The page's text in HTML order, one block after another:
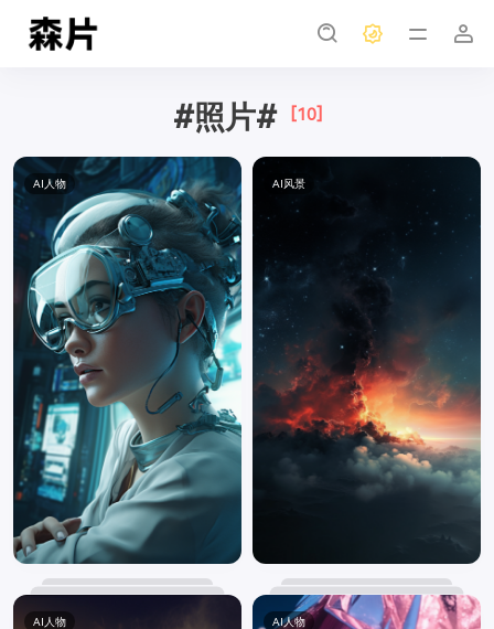
#照片# [10]
AI人物 AI风景
AI人物 AI人物